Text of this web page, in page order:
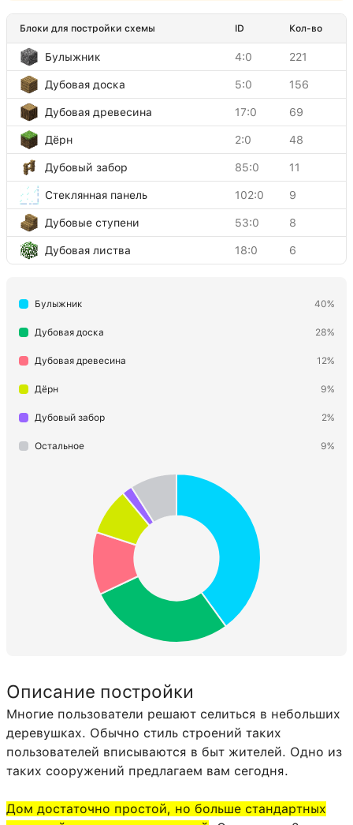
Блоки для постройки схемы ID Кол-во
Булыжник 4:0 221
Дубовая доска 5:0 156
Дубовая древесина 17:0 69
Дёрн 2:0 48
Дубовый забор 85:0 11
Стеклянная панель 102:0 9
Дубовые ступени 53:0 8
Дубовая листва 18:0 6
Факел
Деревянная нажимная пластина
Булыжниковые ступени
Кровать
Дубовая дверь
Дубовые ворота
23:0
Горящая печь 62:0
Каменная нажимная пластина
Булыжник 40%
Дубовая доска 28%
Дубовая древесина 12%
Дёрн 9%
Дубовый забор 2%
Остальное 9%
Описание постройки
Многие пользователи решают селиться в небольших
деревушках. Обычно стиль строений таких
пользователей вписываются в быт жителей. Одно из
таких сооружений предлагаем вам сегодня.
Дом достаточно простой, но больше стандартных